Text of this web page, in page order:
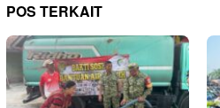
POS TERKAIT